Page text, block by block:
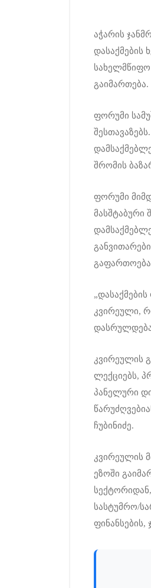
აჭარის
დასაქმების
სახელმწიფო
გაიმართება.
ფორუმი
შრომის
ფორუმი
მასშტაბური
კვირეული,
კვირეულის
ლექციებს,
პანელური
ჩუბინიძე.
კვირეულის
ეზოში
სასტუმრო/